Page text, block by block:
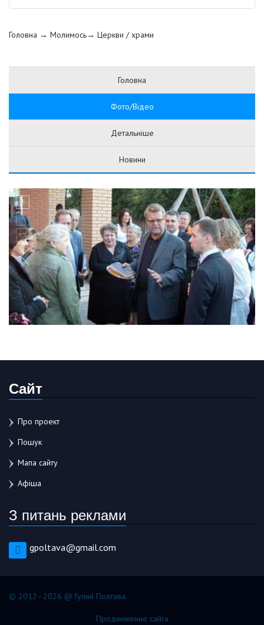
Головна → Молимось→ Церкви / храми
Головна
Фото/Відео
Детальніше
Новини
Сайт
Про проект
Пошук
Мапа сайту
Афіша
З питань реклами
gpoltava@gmail.com
© 2012–2026 @ Гуляй Полтава
Продвижение сайта